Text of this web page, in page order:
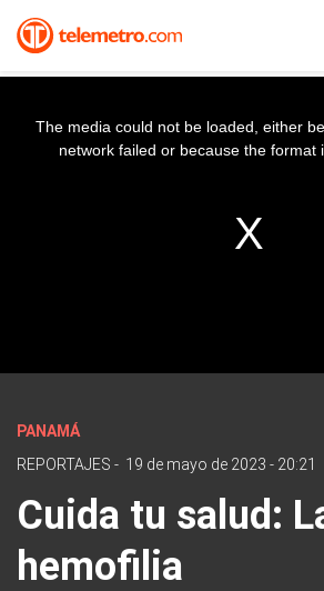
The media could not be loaded, either
network failed or because the format
PANAMÁ
REPORTAJES - 19 de mayo de 2023 - 20:21
Cuida tu salud:
hemofilia